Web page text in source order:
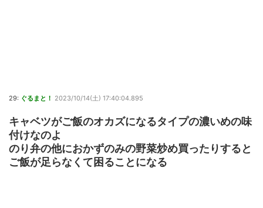
29: ぐるまと！ 2023/10/14(土) 17:40:04.895
キャベツがご飯のオカズになるタイプの濃いめの味
付けなのよ
のり弁の他におかずのみの野菜炒め買ったりすると
ご飯が足らなくて困ることになる